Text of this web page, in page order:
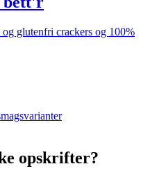
og glutenfri crackers og 100%
opskrifter?